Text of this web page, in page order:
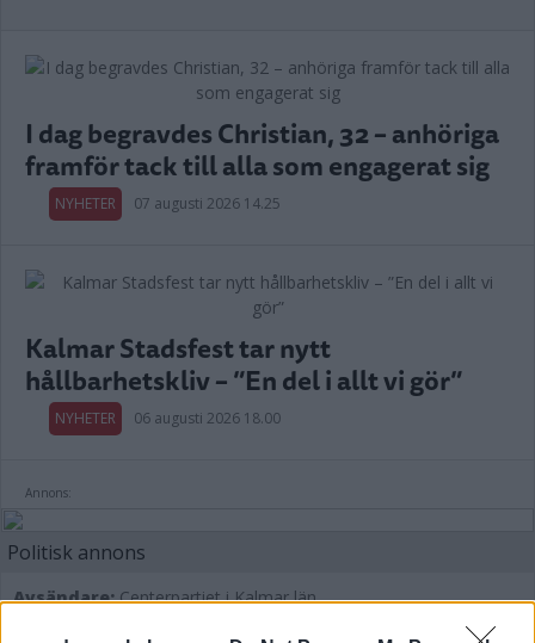
I dag begravdes Christian, 32 – anhöriga
framför tack till alla som engagerat sig
NYHETER 07 augusti 2026 14.25
Kalmar Stadsfest tar nytt
hållbarhetskliv – ”En del i allt vi gör”
NYHETER 06 augusti 2026 18.00
Annons:
Politisk annons
Avsändare: Centerpartiet i Kalmar län